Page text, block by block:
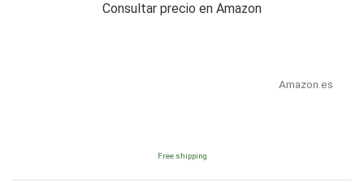
Consultar precio en Amazon
Amazon.es
Free shipping